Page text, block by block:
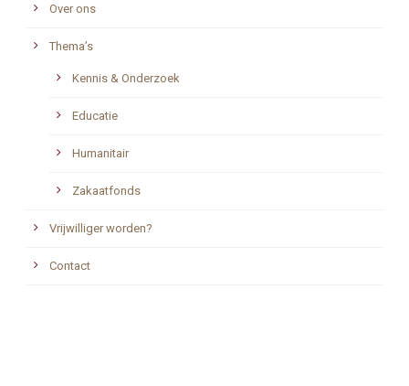
Over ons
Thema’s
Kennis & Onderzoek
Educatie
Humanitair
Zakaatfonds
Vrijwilliger worden?
Contact